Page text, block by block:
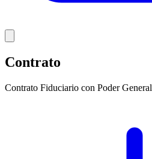
Contrato
Contrato Fiduciario con Poder General